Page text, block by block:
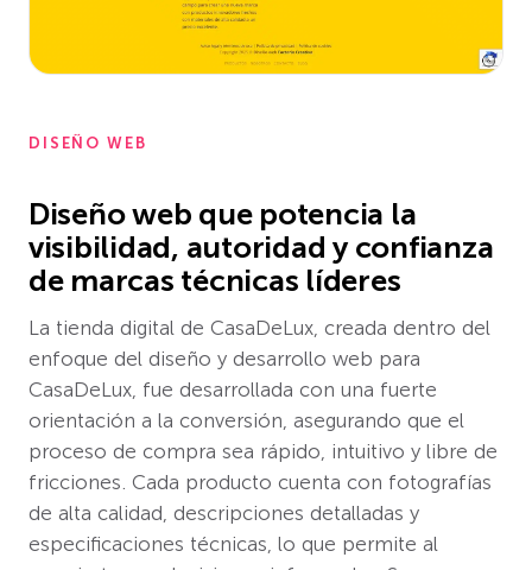
DISEÑO WEB
Diseño web que potencia la
visibilidad, autoridad y confianza
de marcas técnicas líderes
La tienda digital de CasaDeLux, creada dentro del
enfoque del diseño y desarrollo web para
CasaDeLux, fue desarrollada con una fuerte
orientación a la conversión, asegurando que el
proceso de compra sea rápido, intuitivo y libre de
fricciones. Cada producto cuenta con fotografías
de alta calidad, descripciones detalladas y
especificaciones técnicas, lo que permite al